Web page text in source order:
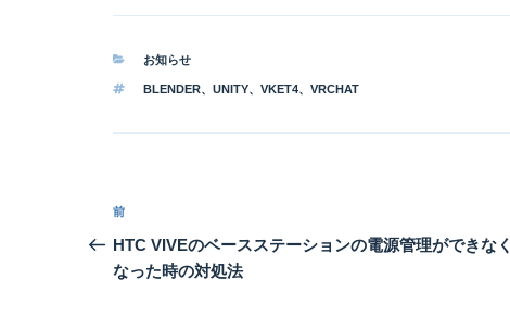
カ
ゴ
お知らせ
タ
BLENDER、 UNITY、 VKET4、 VRCHAT
投
稿
ナ
前
の
投
前
HTC VIVEのベースステーションの電源管理ができなく
なった時の対処法